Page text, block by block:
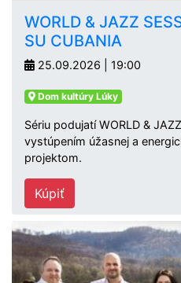
WORLD & JAZZ
SU CUBANIA
25.09.2026 | 19:00
Dom kultúry Lúky
Sériu podujatí WORLD &
vystúpením úžasnej a
projektom.
Kúpiť